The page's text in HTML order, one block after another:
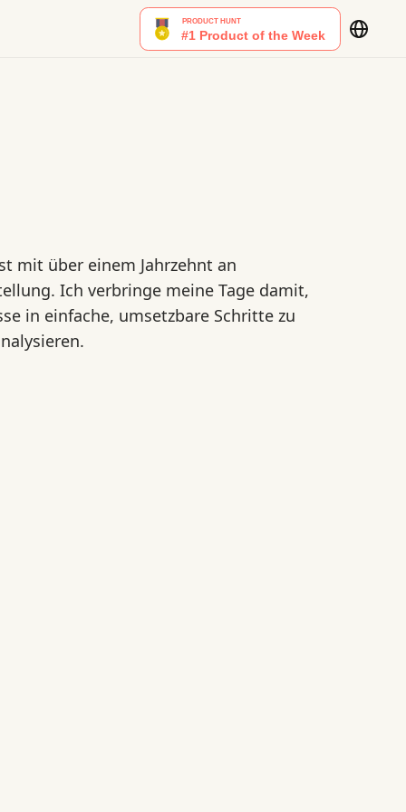
mit über einem Jahrzehnt an
Ich verbringe meine Tage damit,
in einfache, umsetzbare Schritte zu